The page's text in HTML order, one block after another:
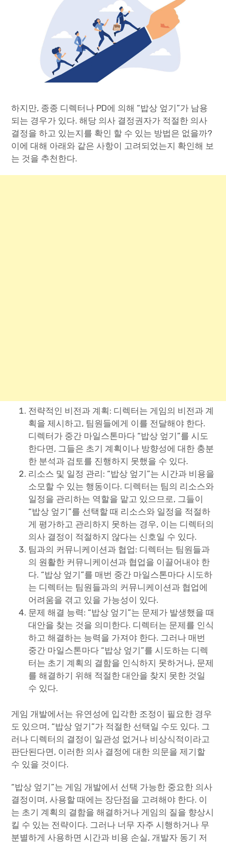
하지만, 종종 디렉터나 PD에 의해 “밥상 엎기”가 남용
되는 경우가 있다. 해당 의사 결정권자가 적절한 의사
결정을 하고 있는지를 확인 할 수 있는 방법은 없을까?
이에 대해 아래와 같은 사항이 고려되었는지 확인해 보
는 것을 추천한다.
전략적인 비전과 계획: 디렉터는 게임의 비전과 계
획을 제시하고, 팀원들에게 이를 전달해야 한다.
디렉터가 중간 마일스톤마다 “밥상 엎기”를 시도
한다면, 그들은 초기 계획이나 방향성에 대한 충분
한 분석과 검토를 진행하지 못했을 수 있다.
리소스 및 일정 관리: “밥상 엎기”는 시간과 비용을
소모할 수 있는 행동이다. 디렉터는 팀의 리소스와
일정을 관리하는 역할을 맡고 있으므로, 그들이
“밥상 엎기”를 선택할 때 리소스와 일정을 적절하
게 평가하고 관리하지 못하는 경우, 이는 디렉터의
의사 결정이 적절하지 않다는 신호일 수 있다.
팀과의 커뮤니케이션과 협업: 디렉터는 팀원들과
의 원활한 커뮤니케이션과 협업을 이끌어내야 한
다. “밥상 엎기”를 매번 중간 마일스톤마다 시도하
는 디렉터는 팀원들과의 커뮤니케이션과 협업에
어려움을 겪고 있을 가능성이 있다.
문제 해결 능력: “밥상 엎기”는 문제가 발생했을 때
대안을 찾는 것을 의미한다. 디렉터는 문제를 인식
하고 해결하는 능력을 가져야 한다. 그러나 매번
중간 마일스톤마다 “밥상 엎기”를 시도하는 디렉
터는 초기 계획의 결함을 인식하지 못하거나, 문제
를 해결하기 위해 적절한 대안을 찾지 못한 것일
수 있다.
게임 개발에서는 유연성에 입각한 조정이 필요한 경우
도 있으며, “밥상 엎기”가 적절한 선택일 수도 있다. 그
러나 디렉터의 결정이 일관성 없거나 비상식적이라고
판단된다면, 이러한 의사 결정에 대한 의문을 제기할
수 있을 것이다.
“밥상 엎기”는 게임 개발에서 선택 가능한 중요한 의사
결정이며, 사용할 때에는 장단점을 고려해야 한다. 이
는 초기 계획의 결함을 해결하거나 게임의 질을 향상시
킬 수 있는 전략이다. 그러나 너무 자주 시행하거나 무
분별하게 사용하면 시간과 비용 손실, 개발자 동기 저